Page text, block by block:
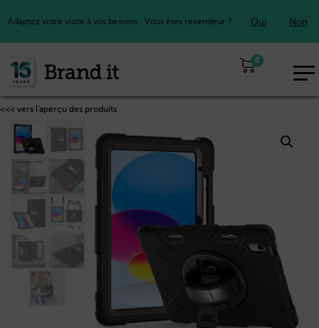
Adaptez votre visite à vos besoins : Vous êtes revendeur ? Oui Non
0
FR
<<< vers l'aperçu des produits